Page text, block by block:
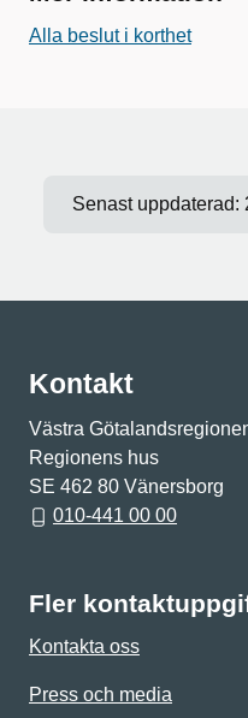
Alla beslut i korthet
Senast uppdaterad:
Kontakt
Västra
Regionens hus
SE 462 80 Vänersborg
010-441 00 00
Fler
Kontakta oss
Press och media